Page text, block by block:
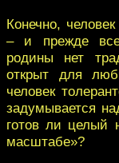
Конечно,
– и прежде
родины нет
открыт для
человек
задумывается
готов ли целый
масштабе»?